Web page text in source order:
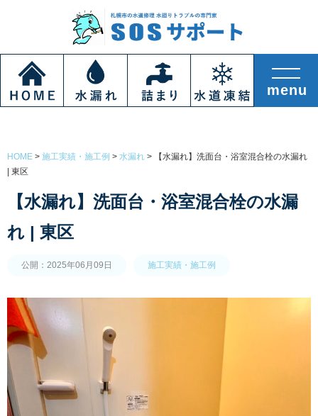
HOME > 施工実績・施工例 > 水漏れ >
【水漏れ】洗面台・浴室混合栓の水漏れ
| 東区
【水漏れ】洗面台・浴室混合栓の水漏
れ | 東区
公開：2025年06月09日 施工実績・施工例